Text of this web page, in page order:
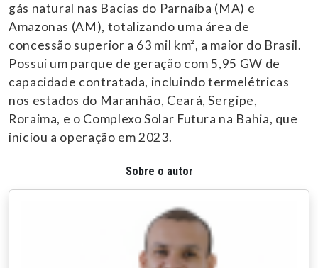
gás natural nas Bacias do Parnaíba (MA) e
Amazonas (AM), totalizando uma área de
concessão superior a 63 mil km², a maior do Brasil.
Possui um parque de geração com 5,95 GW de
capacidade contratada, incluindo termelétricas
nos estados do Maranhão, Ceará, Sergipe,
Roraima, e o Complexo Solar Futura na Bahia, que
iniciou a operação em 2023.
Sobre o autor